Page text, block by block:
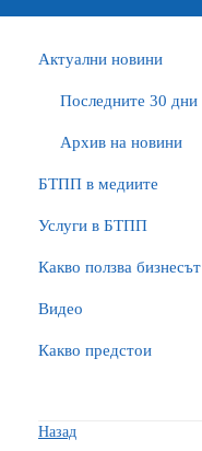
Актуални новини
Последните 30 дни
Архив на новини
БTПП в медиите
Услуги в БТПП
Какво ползва бизнесът
Видео
Какво предстои
Назад